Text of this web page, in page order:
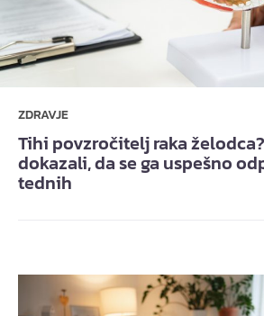
ZDRAVJE
Tihi povzročitelj raka
dokazali, da se ga uspešno
tednih